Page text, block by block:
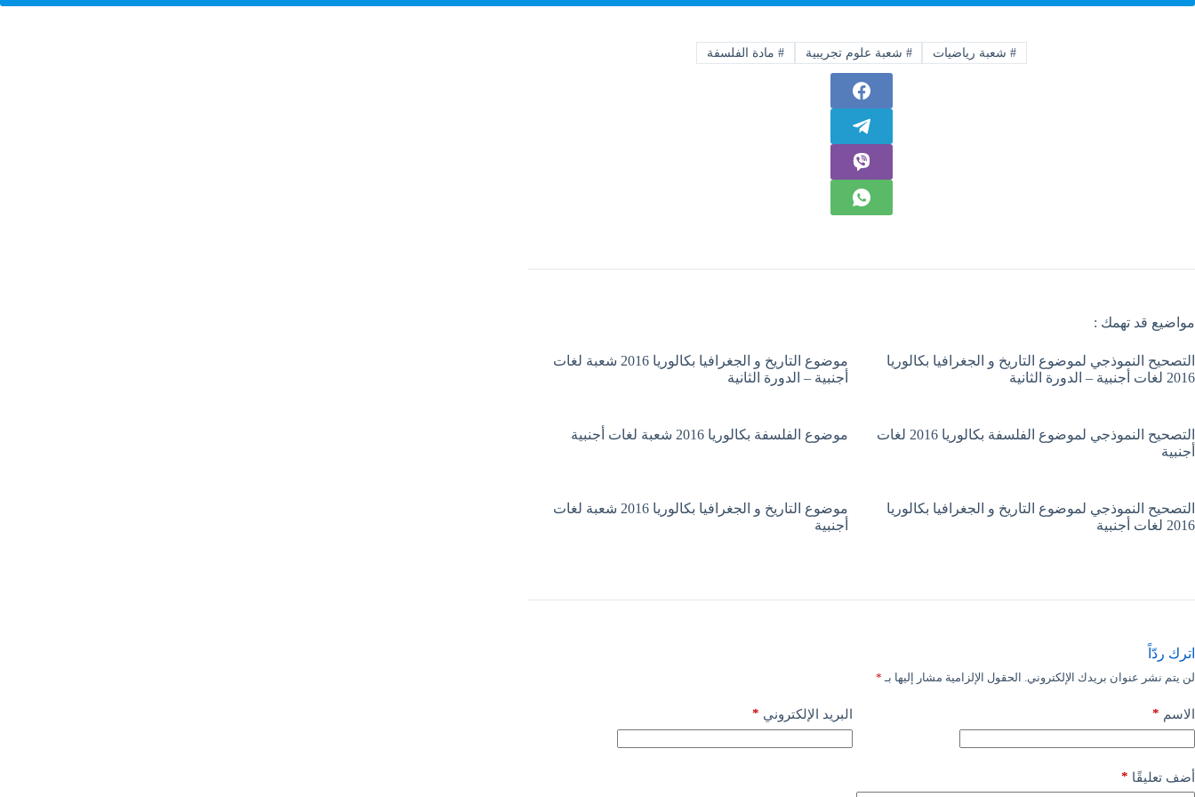
#شعبة رياضيات # شعبة علوم تجريبية # مادة الفلسفة
مواضيع قد تهمك :
التصحيح النموذجي لموضوع التاريخ و الجغرافيا بكالوريا
2016 لغات أجنبية – الدورة الثانية
موضوع التاريخ و الجغرافيا بكالوريا 2016 شعبة لغات
أجنبية – الدورة الثانية
التصحيح النموذجي لموضوع الفلسفة بكالوريا 2016 لغات
أجنبية
موضوع الفلسفة بكالوريا 2016 شعبة لغات أجنبية
التصحيح النموذجي لموضوع التاريخ و الجغرافيا بكالوريا
2016 لغات أجنبية
موضوع التاريخ و الجغرافيا بكالوريا 2016 شعبة لغات
أجنبية
اترك ردّاً
لن يتم نشر عنوان بريدك الإلكتروني. الحقول الإلزامية مشار إليها بـ *
الاسم * البريد الإلكتروني *
أضف تعليقًا *